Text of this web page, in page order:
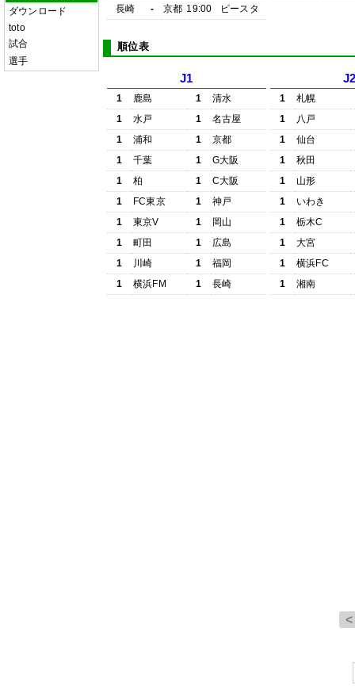
ダウンロード
toto
試合
選手
長崎
- 京都 19:00 ピースタ
順位表
J1
1 鹿島 1
清水
1
水戸 1
名古屋
1
浦和 1
京都
1
千葉 1
G大阪
1
柏 1
C大阪
1
FC東京 1
神戸
1
東京V 1
岡山
1
町田 1
広島
1
川崎 1
福岡
1
横浜FM 1 長崎
1
札幌
1
八戸
1
仙台
1
秋田
1
山形
1
いわき
1
栃木C
1
大宮
1
横浜FC
1
湘南